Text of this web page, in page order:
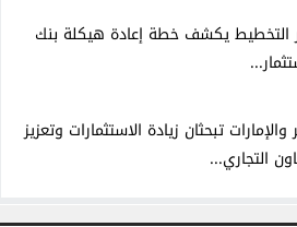
التخطيط يكشف خطة إعادة هيكلة بنك
تبحثان زيادة الاستثمارات وتعزيز
التجاري...